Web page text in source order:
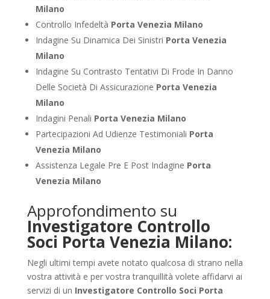
Milano
Controllo Infedeltà Porta Venezia Milano
Indagine Su Dinamica Dei Sinistri Porta Venezia
Milano
Indagine Su Contrasto Tentativi Di Frode In Danno
Delle Società Di Assicurazione Porta Venezia
Milano
Indagini Penali Porta Venezia Milano
Partecipazioni Ad Udienze Testimoniali Porta
Venezia Milano
Assistenza Legale Pre E Post Indagine Porta
Venezia Milano
Approfondimento su
Investigatore Controllo
Soci Porta Venezia Milano:
Negli ultimi tempi avete notato qualcosa di strano nella
vostra attività e per vostra tranquillità volete affidarvi ai
servizi di un Investigatore Controllo Soci Porta